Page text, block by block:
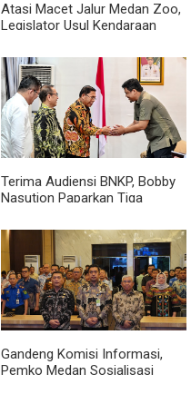
Atasi Macet Jalur Medan Zoo,
Legislator Usul Kendaraan
Royal Sumatera
Terima Audiensi BNKP, Bobby
Nasution Paparkan Tiga
Kepulauan Nias
Gandeng Komisi Informasi,
Pemko Medan Sosialisasi